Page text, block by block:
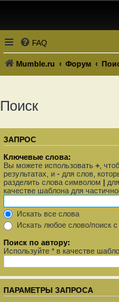
FAQ
Mumble.ru Форум
Поиск
ЗАПРОС
Ключевые слова:
Вы можете использовать + ,
результатах, и - для слов,
разделить слова символом |
качестве шаблона для
Искать все слова
Искать любое слово/поиск
Поиск по автору:
Используйте * в качестве
ПАРАМЕТРЫ ЗАПРОСА